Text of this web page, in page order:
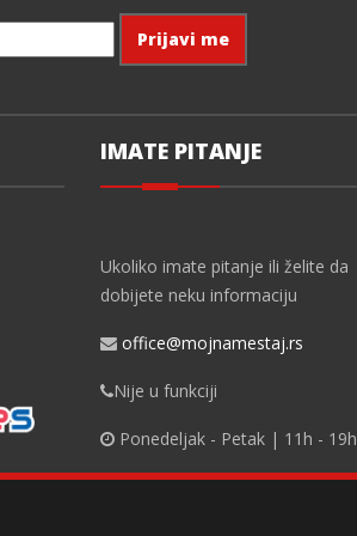
IMATE PITANJE
Ukoliko imate pitanje ili želite da
dobijete neku informaciju
office@mojnamestaj.rs
Nije u funkciji
Ponedeljak - Petak | 11h - 19h